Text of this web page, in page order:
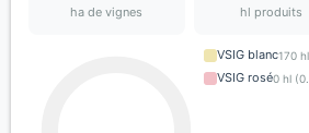
ha de vignes hl produits
VSIG blanc170
VSIG rosé0 hl